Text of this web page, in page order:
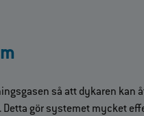
så att dykaren kan
gör systemet mycket